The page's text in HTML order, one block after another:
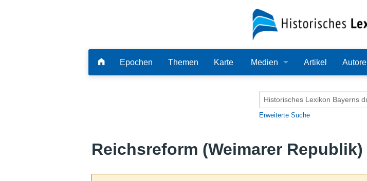
Epochen Themen Karte Medien
Audio
PDF
Artikel
Erweiterte Suche
Reichsreform (Weimarer Republik)